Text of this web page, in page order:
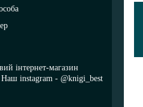
інтернет-магазин
instagram - @knigi_best